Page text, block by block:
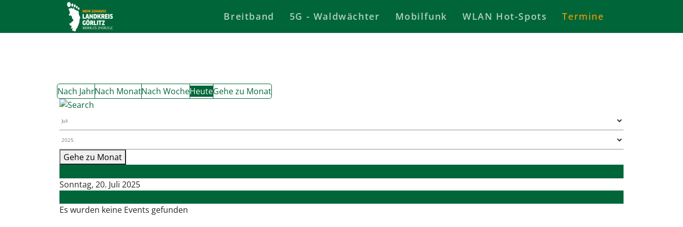
Breitband 5G - Waldwächter Mobilfunk WLAN Hot-Spots Termine
Nach JahrNach MonatNach WocheHeuteGehe zu Monat
Gehe zu Monat
Sonntag, 20. Juli 2025
Es wurden keine Events gefunden